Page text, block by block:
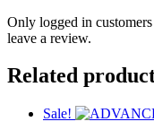
Only logged in
leave a review.
Related
Sale!